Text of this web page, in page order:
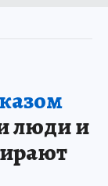
люди и